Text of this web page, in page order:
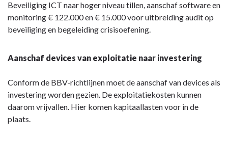
Beveiliging ICT naar hoger niveau tillen, aanschaf software en
monitoring € 122.000 en € 15.000 voor uitbreiding audit op
beveiliging en begeleiding crisisoefening.
Aanschaf devices van exploitatie naar investering
Conform de BBV-richtlijnen moet de aanschaf van devices als
investering worden gezien. De exploitatiekosten kunnen
daarom vrijvallen. Hier komen kapitaallasten voor in de
plaats.